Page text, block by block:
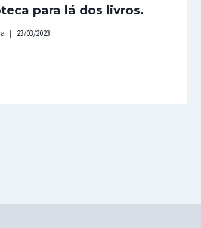
para lá dos livros.
23/03/2023